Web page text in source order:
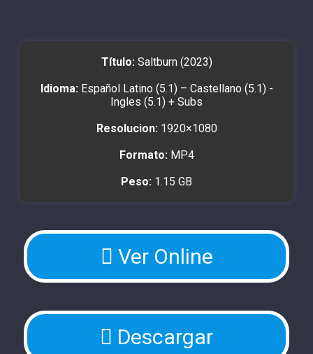
Título: Saltburn (2023)
Idioma: Español Latino (5.1) – Castellano (5.1) -
Ingles (5.1) + Subs
Resolucion: 1920×1080
Formato: MP4
Peso: 1.15 GB
Ver Online
Descargar